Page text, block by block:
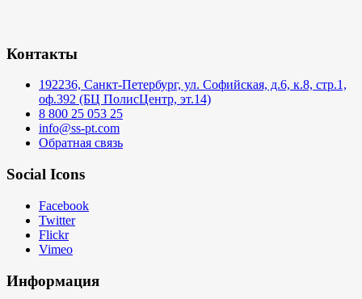
Контакты
192236, Санкт-Петербург, ул. Софийская, д.6, к.8, стр.1,
оф.392 (БЦ ПолисЦентр, эт.14)
8 800 25 053 25
info@ss-pt.com
Обратная связь
Social Icons
Facebook
Twitter
Flickr
Vimeo
Информация